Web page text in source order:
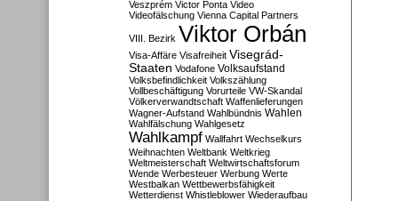
Veszprém Victor Ponta Video
Videofälschung Vienna Capital Partners
VIII. Bezirk Viktor Orbán
Visa-Affäre Visafreiheit Visegrád-
Staaten Vodafone Volksaufstand
Volksbefindlichkeit Volkszählung
Vollbeschäftigung Vorurteile VW-Skandal
Völkerverwandtschaft Waffenlieferungen
Wagner-Aufstand Wahlbündnis Wahlen
Wahlfälschung Wahlgesetz
Wahlkampf Wallfahrt Wechselkurs
Weihnachten Weltbank Weltkrieg
Weltmeisterschaft Weltwirtschaftsforum
Wende Werbesteuer Werbung Werte
Westbalkan Wettbewerbsfähigkeit
Wetterdienst Whistleblower Wiederaufbau